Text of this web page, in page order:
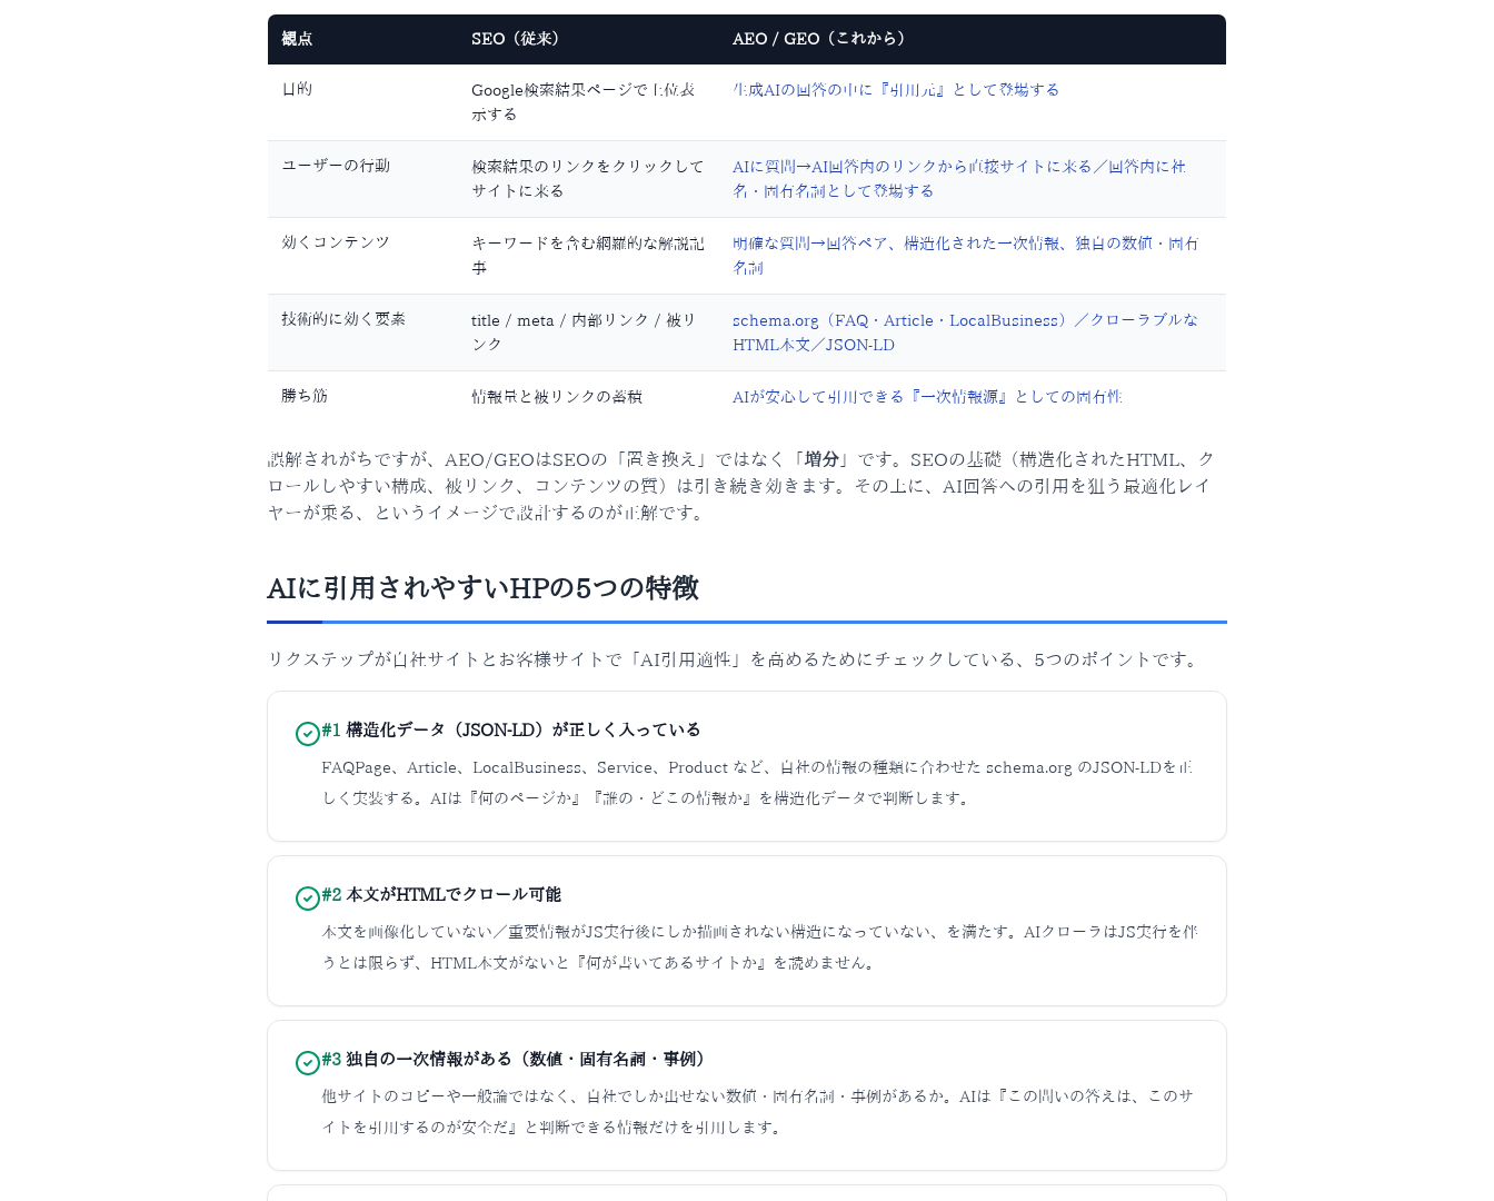
観点 SEO（従来） AEO / GEO（これから）
目的
Google検索結果ページで上位表
示する
生成AIの回答の中に『引用元』として登場する
ユーザーの行動
検索結果のリンクをクリックして
サイトに来る
AIに質問→AI回答内のリンクから直接サイトに来る／回答内に社
名・固有名詞として登場する
効くコンテンツ
キーワードを含む網羅的な解説記
事
明確な質問→回答ペア、構造化された一次情報、独自の数値・固有
名詞
技術的に効く要素
title / meta / 内部リンク / 被リ
ンク
schema.org（FAQ・Article・LocalBusiness）／クローラブルな
HTML本文／JSON-LD
勝ち筋 情報量と被リンクの蓄積 AIが安心して引用できる『一次情報源』としての固有性
誤解されがちですが、AEO/GEOはSEOの「置き換え」ではなく「 増分 」です。SEOの基礎（構造化されたHTML、ク
ロールしやすい構成、被リンク、コンテンツの質）は引き続き効きます。その上に、AI回答への引用を狙う最適化レイ
ヤーが乗る、というイメージで設計するのが正解です。
AIに引用されやすいHPの5つの特徴
リクステップが自社サイトとお客様サイトで「AI引用適性」を高めるためにチェックしている、5つのポイントです。
#1 構造化データ（JSON-LD）が正しく入っている
FAQPage、Article、LocalBusiness、Service、Product など、自社の情報の種類に合わせた schema.org のJSON-LDを正
しく実装する。AIは『何のページか』『誰の・どこの情報か』を構造化データで判断します。
#2 本文がHTMLでクロール可能
本文を画像化していない／重要情報がJS実行後にしか描画されない構造になっていない、を満たす。AIクローラはJS実行を伴
うとは限らず、HTML本文がないと『何が書いてあるサイトか』を読めません。
#3 独自の一次情報がある（数値・固有名詞・事例）
他サイトのコピーや一般論ではなく、自社でしか出せない数値・固有名詞・事例があるか。AIは『この問いの答えは、このサ
イトを引用するのが安全だ』と判断できる情報だけを引用します。